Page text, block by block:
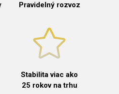
Pravidelný rozvoz
Stabilita viac ako
25 rokov na trhu